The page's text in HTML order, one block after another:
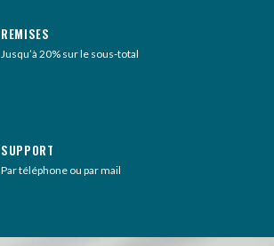
REMISES
Jusqu’à 20% sur le sous-total
SUPPORT
Par téléphone ou par mail